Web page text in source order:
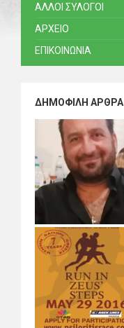
ΑΛΛΟΙ ΣΥΛΟΓΟΙ
ΑΡΧΕΙΟ
ΕΠΙΚΟΙΝΩΝΙΑ
ΔΗΜΟΦΙΛΉ ΆΡΘΡΑ